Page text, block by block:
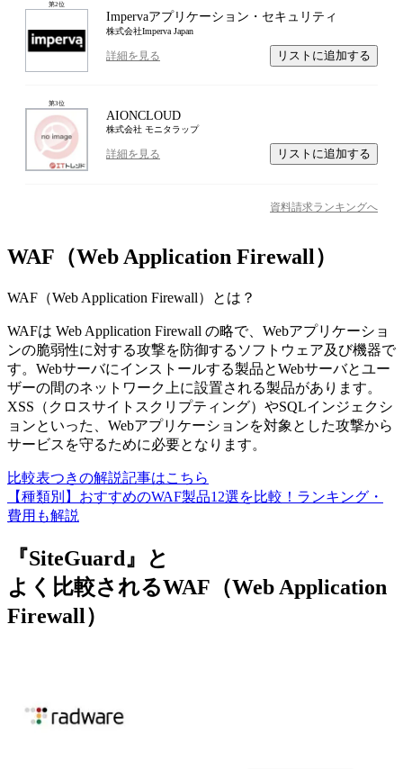
第2位
Impervaアプリケーション・セキュリティ
株式会社Imperva Japan
詳細を見る リストに追加する
第3位
AIONCLOUD
株式会社 モニタラップ
詳細を見る リストに追加する
資料請求ランキングへ
WAF（Web Application Firewall）
WAF（Web Application Firewall） とは？
WAFは Web Application Firewall の略で、Webアプリケーショ
ンの脆弱性に対する攻撃を防御するソフトウェア及び機器で
す。Webサーバにインストールする製品とWebサーバとユー
ザーの間のネットワーク上に設置される製品があります。
XSS（クロスサイトスクリプティング）やSQLインジェクシ
ョンといった、Webアプリケーションを対象とした攻撃から
サービスを守るために必要となります。
比較表つきの解説記事はこちら
【種類別】おすすめのWAF製品12選を比較！ランキング・
費用も解説
『SiteGuard』と
よく比較されるWAF（Web Application
Firewall）